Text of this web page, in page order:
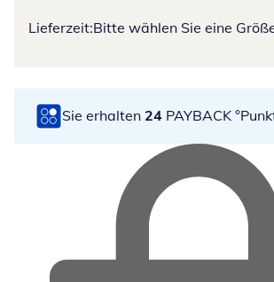
Lieferzeit:Bitte wählen Sie eine
Sie erhalten 24 PAYBACK